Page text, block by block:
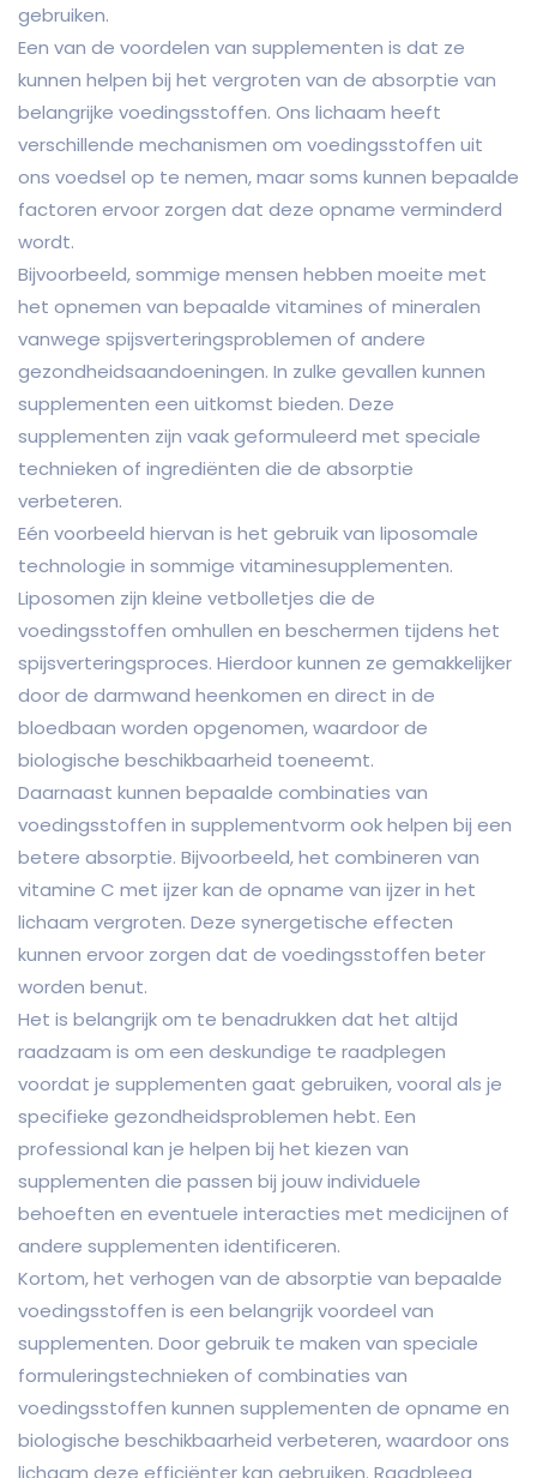
gebruiken.
Een van de voordelen van supplementen is dat ze
kunnen helpen bij het vergroten van de absorptie van
belangrijke voedingsstoffen. Ons lichaam heeft
verschillende mechanismen om voedingsstoffen uit
ons voedsel op te nemen, maar soms kunnen bepaalde
factoren ervoor zorgen dat deze opname verminderd
wordt.
Bijvoorbeeld, sommige mensen hebben moeite met
het opnemen van bepaalde vitamines of mineralen
vanwege spijsverteringsproblemen of andere
gezondheidsaandoeningen. In zulke gevallen kunnen
supplementen een uitkomst bieden. Deze
supplementen zijn vaak geformuleerd met speciale
technieken of ingrediënten die de absorptie
verbeteren.
Eén voorbeeld hiervan is het gebruik van liposomale
technologie in sommige vitaminesupplementen.
Liposomen zijn kleine vetbolletjes die de
voedingsstoffen omhullen en beschermen tijdens het
spijsverteringsproces. Hierdoor kunnen ze gemakkelijker
door de darmwand heenkomen en direct in de
bloedbaan worden opgenomen, waardoor de
biologische beschikbaarheid toeneemt.
Daarnaast kunnen bepaalde combinaties van
voedingsstoffen in supplementvorm ook helpen bij een
betere absorptie. Bijvoorbeeld, het combineren van
vitamine C met ijzer kan de opname van ijzer in het
lichaam vergroten. Deze synergetische effecten
kunnen ervoor zorgen dat de voedingsstoffen beter
worden benut.
Het is belangrijk om te benadrukken dat het altijd
raadzaam is om een deskundige te raadplegen
voordat je supplementen gaat gebruiken, vooral als je
specifieke gezondheidsproblemen hebt. Een
professional kan je helpen bij het kiezen van
supplementen die passen bij jouw individuele
behoeften en eventuele interacties met medicijnen of
andere supplementen identificeren.
Kortom, het verhogen van de absorptie van bepaalde
voedingsstoffen is een belangrijk voordeel van
supplementen. Door gebruik te maken van speciale
formuleringstechnieken of combinaties van
voedingsstoffen kunnen supplementen de opname en
biologische beschikbaarheid verbeteren, waardoor ons
lichaam deze efficiënter kan gebruiken. Raadpleeg